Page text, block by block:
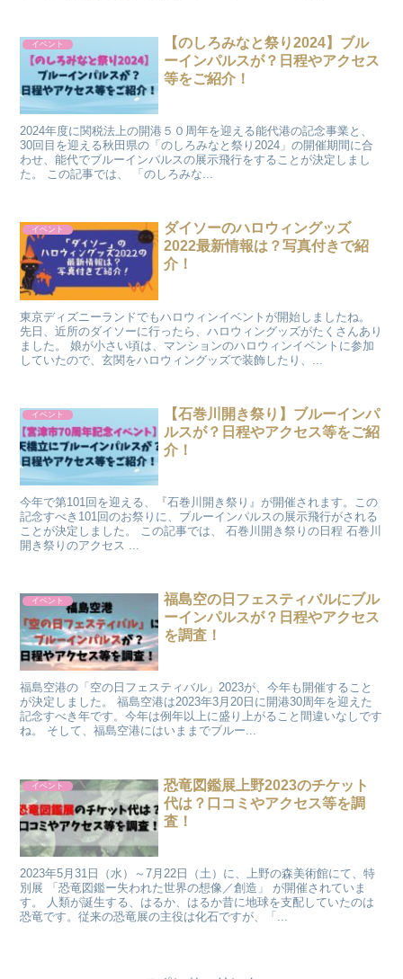
イベント
【のしろみなと祭り2024】ブル
ーインパルスが？日程やアクセス
等をご紹介！
2024年度に関税法上の開港５０周年を迎える能代港の記念事業と、
30回目を迎える秋田県の「のしろみなと祭り2024」の開催期間に合
わせ、能代でブルーインパルスの展示飛行をすることが決定しまし
た。 この記事では、 「のしろみな...
イベント
ダイソーのハロウィングッズ
2022最新情報は？写真付きで紹
介！
東京ディズニーランドでもハロウィンイベントが開始しましたね。
先日、近所のダイソーに行ったら、ハロウィングッズがたくさんあり
ました。 娘が小さい頃は、マンションのハロウィンイベントに参加
していたので、玄関をハロウィングッズで装飾したり、...
イベント
【石巻川開き祭り】ブルーインパ
ルスが？日程やアクセス等をご紹
介！
今年で第101回を迎える、『石巻川開き祭り』が開催されます。この
記念すべき101回のお祭りに、ブルーインパルスの展示飛行がされる
ことが決定しました。 この記事では、 石巻川開き祭りの日程 石巻川
開き祭りのアクセス ...
イベント
福島空の日フェスティバルにブル
ーインパルスが？日程やアクセス
を調査！
福島空港の「空の日フェスティバル」2023が、今年も開催すること
が決定しました。 福島空港は2023年3月20日に開港30周年を迎えた
記念すべき年です。今年は例年以上に盛り上がること間違いなしです
ね。 そして、福島空港にはいままでブルー...
イベント
恐竜図鑑展上野2023のチケット
代は？口コミやアクセス等を調
査！
2023年5月31日（水）～7月22日（土）に、上野の森美術館にて、特
別展 「恐竜図鑑ー失われた世界の想像／創造」 が開催されていま
す。 人類が誕生する、はるか、はるか昔に地球を支配していたのは
恐竜です。従来の恐竜展の主役は化石ですが、「...